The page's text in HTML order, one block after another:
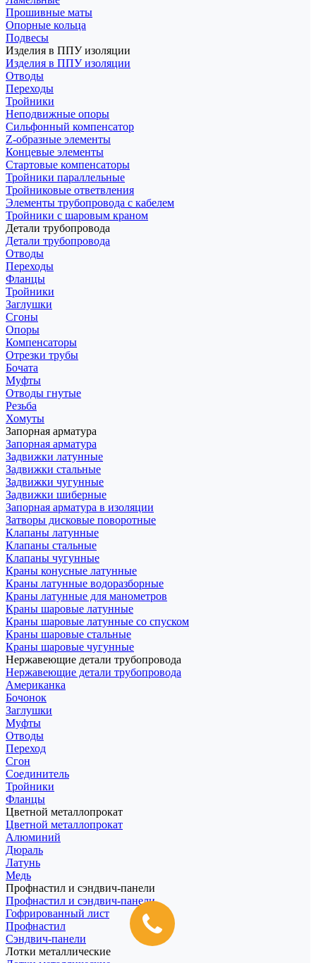
Прошивные маты
Опорные кольца
Подвесы
Изделия в ППУ изоляции
Изделия в ППУ изоляции
Отводы
Переходы
Тройники
Неподвижные опоры
Cильфонный компенсатор
Z-образные элементы
Концевые элементы
Стартовые компенсаторы
Тройники параллельные
Тройниковые ответвления
Элементы трубопровода с кабелем
Тройники с шаровым краном
Детали трубопровода
Детали трубопровода
Отводы
Переходы
Фланцы
Тройники
Заглушки
Сгоны
Опоры
Компенсаторы
Отрезки трубы
Бочата
Муфты
Отводы гнутые
Резьба
Хомуты
Запорная арматура
Запорная арматура
Задвижки латунные
Задвижки стальные
Задвижки чугунные
Задвижки шиберные
Запорная арматура в изоляции
Затворы дисковые поворотные
Клапаны латунные
Клапаны стальные
Клапаны чугунные
Краны конусные латунные
Краны латунные водоразборные
Краны латунные для манометров
Краны шаровые латунные
Краны шаровые латунные со спуском
Краны шаровые стальные
Краны шаровые чугунные
Нержавеющие детали трубопровода
Нержавеющие детали трубопровода
Американка
Бочонок
Заглушки
Муфты
Отводы
Переход
Сгон
Соединитель
Тройники
Фланцы
Цветной металлопрокат
Цветной металлопрокат
Алюминий
Дюраль
Латунь
Медь
Профнастил и сэндвич-панели
Профнастил и сэндвич-панели
Гофрированный лист
Профнастил
Сэндвич-панели
Лотки металлические